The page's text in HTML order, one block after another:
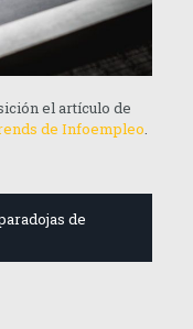
el artículo de
de Infoempleo.
de